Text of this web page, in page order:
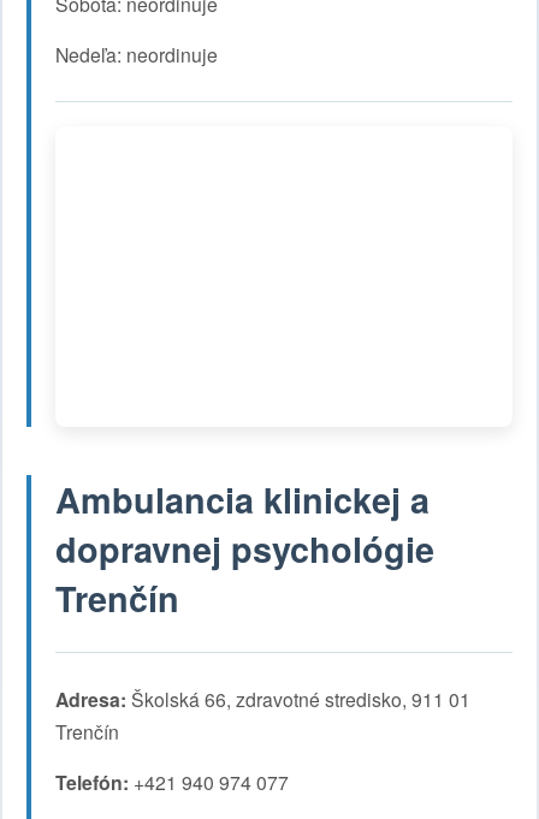
Nedeľa: neordinuje
Ambulancia klinickej a
dopravnej psychológie
Trenčín
Adresa: Školská 66, zdravotné stredisko, 911 01
Trenčín
Telefón: +421 940 974 077